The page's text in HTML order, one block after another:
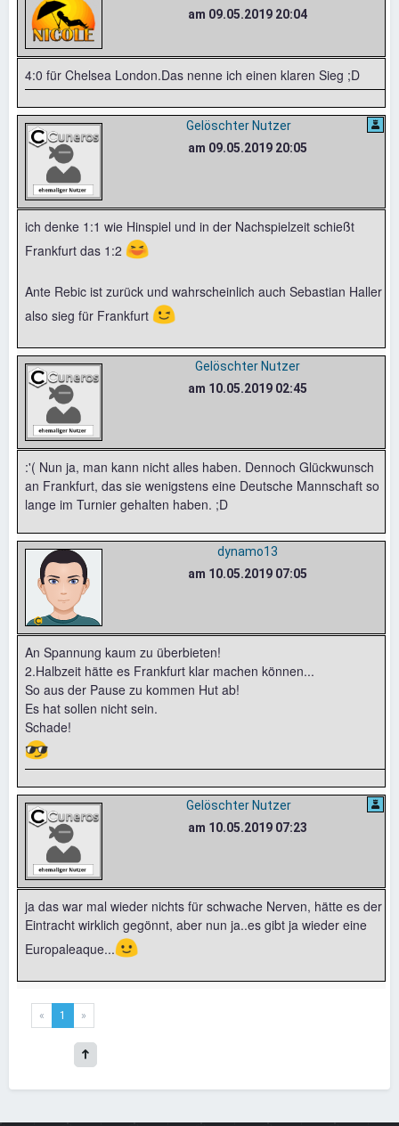
am 09.05.2019 20:04
4:0 für Chelsea London.Das nenne ich einen klaren Sieg ;D
Gelöschter Nutzer
am 09.05.2019 20:05
ich denke 1:1 wie Hinspiel und in der Nachspielzeit schießt
Frankfurt das 1:2 😆
Ante Rebic ist zurück und wahrscheinlich auch Sebastian Haller
also sieg für Frankfurt 😉
Gelöschter Nutzer
am 10.05.2019 02:45
:'( Nun ja, man kann nicht alles haben. Dennoch Glückwunsch
an Frankfurt, das sie wenigstens eine Deutsche Mannschaft so
lange im Turnier gehalten haben. ;D
dynamo13
am 10.05.2019 07:05
An Spannung kaum zu überbieten!
2.Halbzeit hätte es Frankfurt klar machen können...
So aus der Pause zu kommen Hut ab!
Es hat sollen nicht sein.
Schade!
😎
Gelöschter Nutzer
am 10.05.2019 07:23
ja das war mal wieder nichts für schwache Nerven, hätte es der
Eintracht wirklich gegönnt, aber nun ja..es gibt ja wieder eine
Europaleaque...🙂
« 1 »